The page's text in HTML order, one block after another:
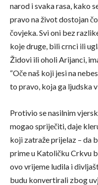
narod i svaka rasa, kako
pravo na život dostojan
čovjeka. Svi oni bez
koje druge, bili crnci ili
Židovi ili oholi Arijanci,
“Oče naš koji jesi na
to pravo, koja ga ljudska
Protivio se nasilnim
mogao spriječiti, daje
koji zatraže prijelaz – da
prime u Katoličku Crkvu
ovo vrijeme ludila i
budu konvertirali zbog